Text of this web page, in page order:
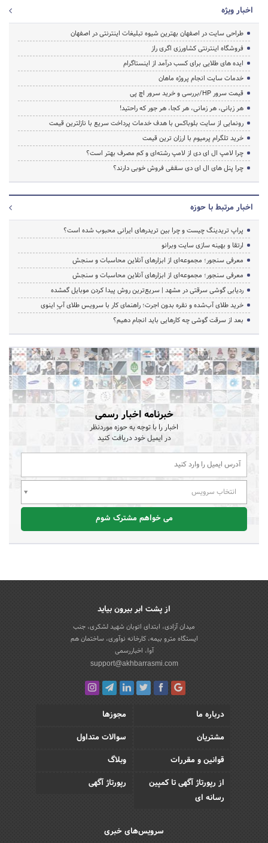
اخبار ویژه
طراحی سایت در اصفهان بهترین شیوه تبلیغات اینترنتی در اصفهان
فروشگاه اینترنتی کشاورزی اگری راز
ایده های طلایی برای کسب درآمد از اینستاگرام
خدمات سایت انجام پروژه ماهان
قیمت سرور HP/بررسی و خرید سرور اچ پی
هر زبانی، هر زمانی، هر کجا، هر جور که راحتید!
رونمایی از سایت بلوباکس با هدف خدمات پرداخت سریع با نازلترین قیمت
خرید تلگرام پرمیوم با ارزان ترین قیمت
چرا لامپ ال ای دی از لامپ رشته‌ای و کم مصرف بهتر است؟
چرا پنل های ال ای دی سقفی فروش خوبی دارند؟
اخبار مرتبط با حوزه
پراپ تریدینگ چیست و چرا بین تریدرهای ایرانی محبوب شده است؟
ارتقا و بهینه سازی سایت وبرانو
معرفی سنجور؛ مجموعه‌ای از ابزارهای آنلاین محاسبات و سنجش
معرفی سنجور؛ مجموعه‌ای از ابزارهای آنلاین محاسبات و سنجش
ردیابی گوشی سرقتی در مشهد | سریع‌ترین روش پیدا کردن موبایل گمشده
خرید طلای آب‌شده و نقره بدون اجرت؛ راهنمای کار با سرویس طلای آپِ اینوی
بعد از سرقت گوشی چه کارهایی باید انجام دهیم؟
خبرنامه اخبار رسمی
اخبار را با توجه به حوزه موردنظر
در ایمیل خود دریافت کنید
انتخاب سرویس
می خواهم مشترک شوم
از پشت ابر بیرون بیاید
میدان آزادی، ابتدای اتوبان شهید لشکری، جنب
ایستگاه مترو بیمه، کارخانه نوآوری، ساختمان هم
آوا، اخباررسمی
support@akhbarrasmi.com
درباره ما
مجوزها
مشتریان
سوالات متداول
قوانین و مقررات
وبلاگ
از رپورتاژ آگهی تا کمپین
رسانه ای
رپورتاژ آگهی
سرویس‌های خبری